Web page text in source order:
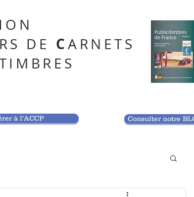
DE CARNETS
Consulter notre
à l'ACCP